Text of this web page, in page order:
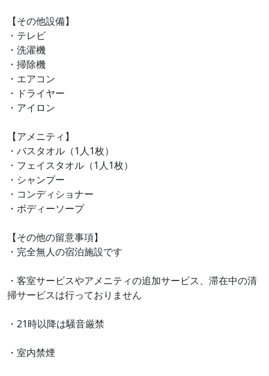
【その他設備】
・テレビ
・洗濯機
・掃除機
・エアコン
・ドライヤー
・アイロン
【アメニティ】
・バスタオル（1人1枚）
・フェイスタオル（1人1枚）
・シャンプー
・コンディショナー
・ボディーソープ
【その他の留意事項】
・完全無人の宿泊施設です
・客室サービスやアメニティの追加サービス、滞在中の清
掃サービスは行っておりません
・21時以降は騒音厳禁
・室内禁煙